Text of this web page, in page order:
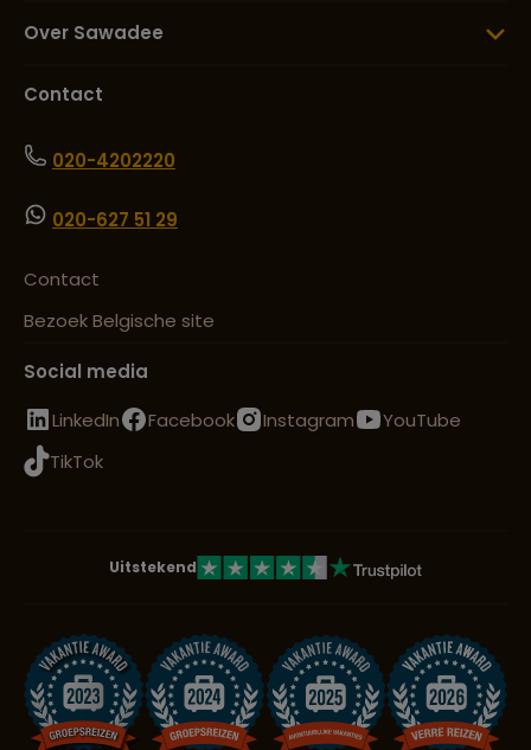
Over Sawadee
Contact
020-4202220
020-627 51 29
Contact
Bezoek Belgische site
Social media
LinkedIn
Facebook Instagram
YouTube
TikTok
Uitstekend